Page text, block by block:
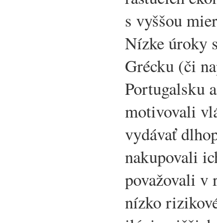
s vyššou
Nízke úroky
Grécku (či
Portugalsku
motivovali
vydávať
nakupovali
považovali v
nízko